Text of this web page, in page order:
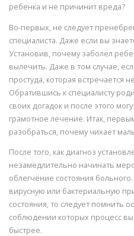
ребенка и не причинит вреда?
Во-первых, не следует
специалиста. Даже если вы
Установив, почему заболел
вылечить. Даже в том случае,
простуда, которая встречается
Обратившись к специалисту
своих догадок и после этого
грамотное лечение. Итак,
разобраться, почему чихает
После того, как диагноз
незамедлительно начинать
облегчение состояния
вирусную или бактериальную
состояния, то следует помнить
соблюдении которых процесс
быстрее.